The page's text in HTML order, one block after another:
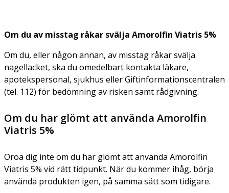
Om du av misstag råkar svälja Amorolfin Viatris 5%
Om du, eller någon annan, av misstag råkar svälja
nagellacket, ska du omedelbart kontakta läkare,
apotekspersonal, sjukhus eller Giftinformationscentralen
(tel. 112) för bedömning av risken samt rådgivning.
Om du har glömt att använda Amorolfin
Viatris 5%
Oroa dig inte om du har glömt att använda Amorolfin
Viatris 5% vid rätt tidpunkt. När du kommer ihåg, börja
använda produkten igen, på samma sätt som tidigare.